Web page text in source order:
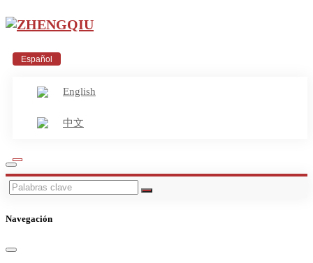
Español
English
中文
Navegación